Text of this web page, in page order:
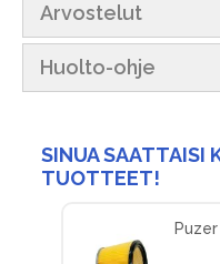
Arvostelut
Huolto-ohje
SINUA SAATTAISI
TUOTTEET!